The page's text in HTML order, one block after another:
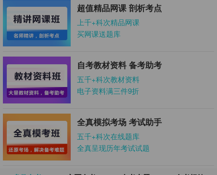
超值精品网课 剖析考点
上千+科次精品网课
买网课送题库
自考教材资料 备考助考
五千+科次教材资料
电子资料满三件9折
全真模拟考场 考试助手
五千+科次在线题库
全真呈现历年考试试题